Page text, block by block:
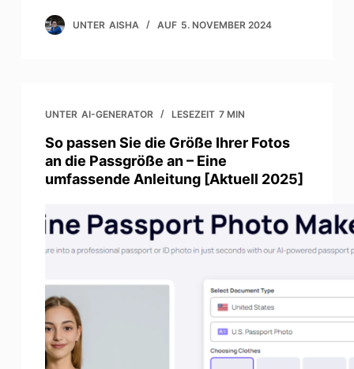
UNTER AISHA AUF 5. NOVEMBER 2024
UNTER AI-GENERATOR LESEZEIT 7 MIN
So passen Sie die Größe Ihrer Fotos
an die Passgröße an – Eine
umfassende Anleitung [Aktuell 2025]